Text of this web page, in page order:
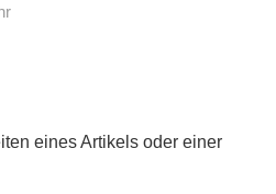
eines Artikels oder einer